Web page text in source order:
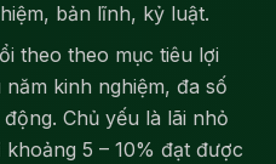
bản lĩnh, kỷ luật.
theo theo mục tiêu lợi
kinh nghiệm, đa số
Chủ yếu là lãi nhỏ
5 – 10% đạt được